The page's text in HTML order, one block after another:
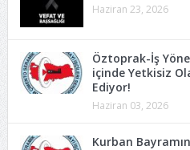
Haziran 23, 2026
Öztoprak-İş
içinde Yetkisiz
Ediyor!
Haziran 03, 2026
Kurban